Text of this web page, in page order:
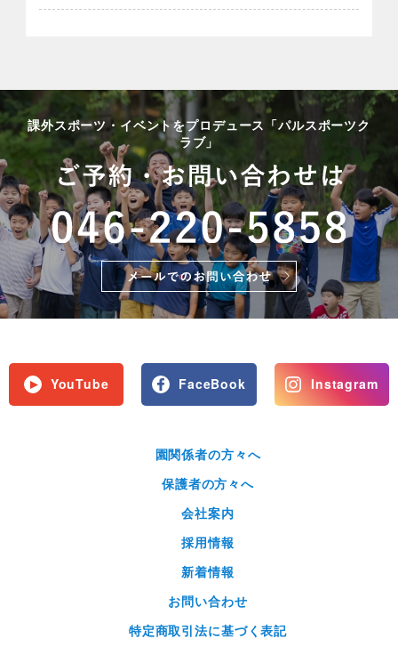
課外スポーツ・イベントをプロデュース「パルスポーツク
ラブ」
YouTube FaceBook Instagram
園関係者の方々へ
保護者の方々へ
会社案内
採用情報
新着情報
お問い合わせ
特定商取引法に基づく表記